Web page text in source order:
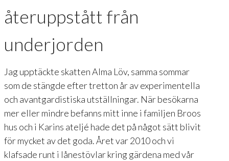
återuppstått från
underjorden
Jag upptäckte skatten Alma Löv, samma sommar
som de stängde efter tretton år av experimentella
och avantgardistiska utställningar. När besökarna
mer eller mindre befanns mitt inne i familjen Broos
hus och i Karins ateljé hade det på något sätt blivit
för mycket av det goda. Året var 2010 och vi
klafsade runt i lånestövlar kring gärdena med vår